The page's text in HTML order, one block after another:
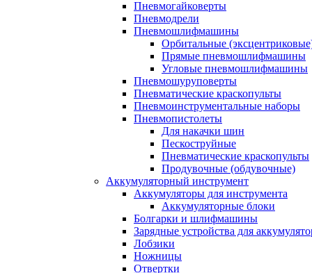
Пневмогайковерты
Пневмодрели
Пневмошлифмашины
Орбитальные
Прямые пневмошлифмашины
Угловые пневмошлифмашины
Пневмошуруповерты
Пневматические краскопульты
Пневмоинструментальные наборы
Пневмопистолеты
Для накачки шин
Пескоструйные
Пневматические краскопульты
Продувочные (обдувочные)
Аккумуляторный инструмент
Аккумуляторы для инструмента
Аккумуляторные блоки
Болгарки и шлифмашины
Зарядные устройства для
Лобзики
Ножницы
Отвертки